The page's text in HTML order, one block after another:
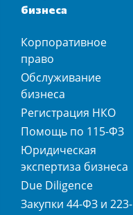
бизнеса
Корпоративное
право
Обслуживание
бизнеса
Регистрация НКО
Помощь по 115-ФЗ
Юридическая
экспертиза бизнеса
Due Diligence
Закупки 44-ФЗ и 223-